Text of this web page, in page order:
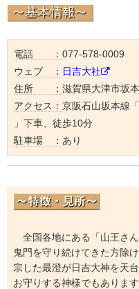
電話 ： 077-578-0009
ウェブ ： 日吉大社
住所 ： 滋賀県大津市坂
アクセス： 京阪石山坂本線
」下車、徒歩10分
駐車場 ： あり
全国各地にある「山王さ
鬼門を守り続けてきた方除
宗した最澄が日吉大神を天
お守りする神様でもあります